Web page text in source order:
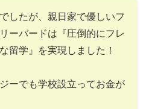
したが、親日家で優しいフ
ーバードは『圧倒的にフレ
留学』を実現しました！
ーでも学校設立ってお金が